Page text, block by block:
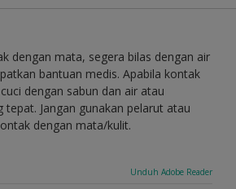
dengan mata, segera bilas dengan air
bantuan medis. Apabila kontak
dengan sabun dan air atau
tepat. Jangan gunakan pelarut atau
dengan mata/kulit.
Unduh Adobe Reader